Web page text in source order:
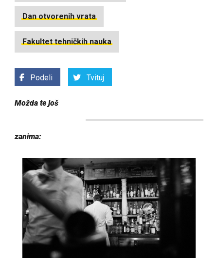
Dan otvorenih vrata
Fakultet tehničkih nauka
Podeli Tvituj
Možda te još
zanima: